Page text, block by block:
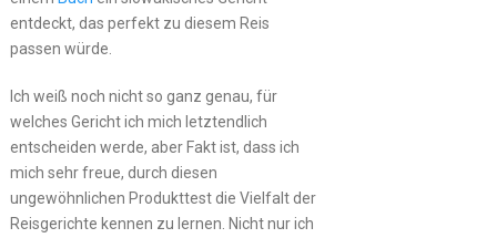
entdeckt, das perfekt zu diesem Reis
passen würde.
Ich weiß noch nicht so ganz genau, für
welches Gericht ich mich letztendlich
entscheiden werde, aber Fakt ist, dass ich
mich sehr freue, durch diesen
ungewöhnlichen Produkttest die Vielfalt der
Reisgerichte kennen zu lernen. Nicht nur ich